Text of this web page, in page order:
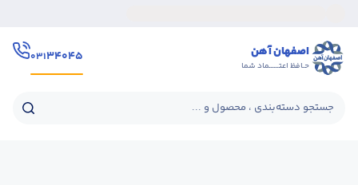
اصفهان آهن
حـافظ اعتــــــماد شما
۳۴۰۴۵۰۳۱
جستجو دسته‌بندی ، محصول و ...